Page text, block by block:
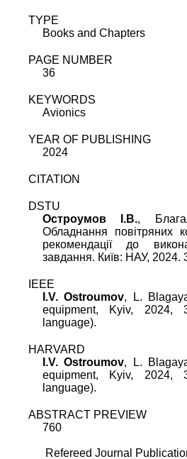
TYPE
Books and Chapters
PAGE NUMBER
36
KEYWORDS
Avionics
YEAR OF PUBLISHING
2024
CITATION
DSTU
Остроумов I.В.,
Обладнання повітряних
рекомендації до
завдання. Київ: НАУ, 2024.
IEEE
I.V. Ostroumov, L.
equipment, Kyiv, 2024,
language).
HARVARD
I.V. Ostroumov, L.
equipment, Kyiv, 2024,
language).
ABSTRACT PREVIEW
760
Refereed Journal